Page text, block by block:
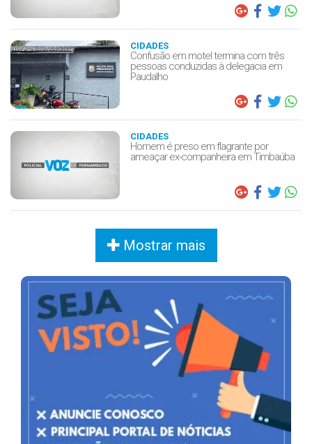
CIDADES
Confusão em motel termina com três
pessoas conduzidas à delegacia em
Paudalho
CIDADES
Homem é preso em flagrante por
ameaçar ex-companheira em Timbaúba
Mostrar mais